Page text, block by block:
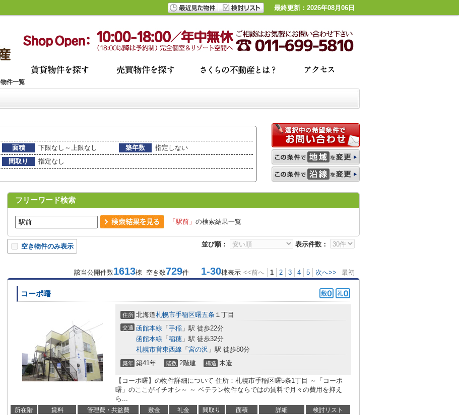
最終更新：2026年08月06日
物件一覧
面積 下限なし～上限なし 築年数
指定しない
間取り
指定なし
フリーワード検索
「駅前」 の検索結果一覧
並び順： 表示件数：
空き物件のみ表示
該当公開件数1613棟 空き数729件 1-30棟表示 <<前へ 1 2 3 4 5 次へ>> 最初
コーポ曙
住所 北海道札幌市手稲区曙五条 １丁目
交通 函館本線 「 手稲 」駅 徒歩22分
函館本線 「 稲穂 」駅 徒歩32分
札幌市営東西線 「 宮の沢 」駅 徒歩80分
築年 築41年 階数 2階建 構造 木造
【コーポ曙】の物件詳細について 住所：札幌市手稲区曙5条1丁目 ～「コーポ
曙」のここがイチオシ～ ～ ベテラン物件ならではの賃料で月々の費用を抑え
ら...
所在階 賃料 管理費・共益費 敷金 礼金 間取り 面積 詳細
検討リスト